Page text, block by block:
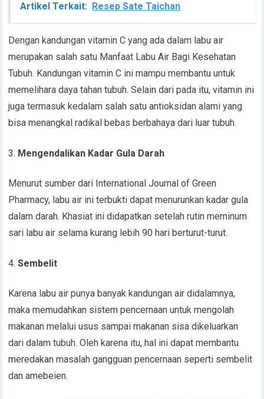
Artikel Terkait: Resep Sate Taichan
Dengan kandungan vitamin C yang ada dalam labu air
merupakan salah satu Manfaat Labu Air Bagi Kesehatan
Tubuh. Kandungan vitamin C ini mampu membantu untuk
memelihara daya tahan tubuh. Selain dari pada itu, vitamin ini
juga termasuk kedalam salah satu antioksidan alami yang
bisa menangkal radikal bebas berbahaya dari luar tubuh.
Mengendalikan Kadar Gula Darah
Menurut sumber dari International Journal of Green
Pharmacy, labu air ini terbukti dapat menurunkan kadar gula
dalam darah. Khasiat ini didapatkan setelah rutin meminum
sari labu air selama kurang lebih 90 hari berturut-turut.
Sembelit
Karena labu air punya banyak kandungan air didalamnya,
maka memudahkan sistem pencernaan untuk mengolah
makanan melalui usus sampai makanan sisa dikeluarkan
dari dalam tubuh. Oleh karena itu, hal ini dapat membantu
meredakan masalah gangguan pencernaan seperti sembelit
dan amebeien.